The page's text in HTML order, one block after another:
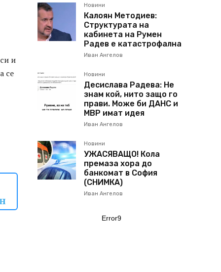
и
се
Новини
Калоян Методиев:
Структурата на
кабинета на Румен
Радев е катастрофална
Иван Ангелов
Новини
Десислава Радева: Не
знам кой, нито защо го
прави. Може би ДАНС и
МВР имат идея
Иван Ангелов
Новини
УЖАСЯВАЩО! Кола
премаза хора до
банкомат в София
(СНИМКА)
Иван Ангелов
Error9